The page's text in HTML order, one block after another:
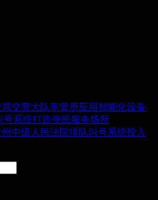
交警大队车管所应用智能化设备
号系统打造便民服务场所
中级人民法院排队叫号系统投入